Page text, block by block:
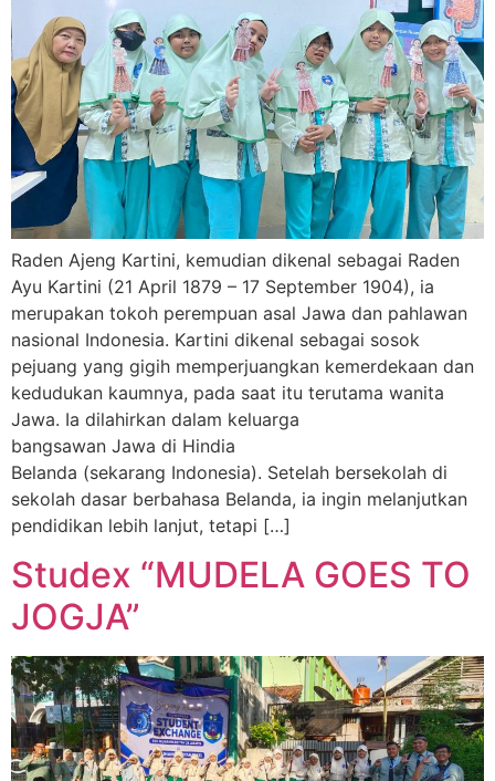
Raden Ajeng Kartini, kemudian dikenal sebagai Raden
Ayu Kartini (21 April 1879 – 17 September 1904), ia
merupakan tokoh perempuan asal Jawa dan pahlawan
nasional Indonesia. Kartini dikenal sebagai sosok
pejuang yang gigih memperjuangkan kemerdekaan dan
kedudukan kaumnya, pada saat itu terutama wanita
Jawa. Ia dilahirkan dalam keluarga
bangsawan Jawa di Hindia
Belanda (sekarang Indonesia). Setelah bersekolah di
sekolah dasar berbahasa Belanda, ia ingin melanjutkan
pendidikan lebih lanjut, tetapi […]
Studex “MUDELA GOES TO
JOGJA”